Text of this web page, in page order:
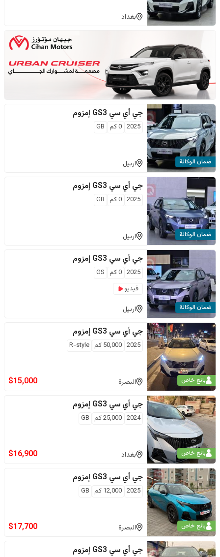
بغداد
ضمان الوكالة
جي أي سي GS3 إمزوم
2025
0كم GB
اربيل
ضمان الوكالة
جي أي سي GS3 إمزوم
2025
0كم GB
اربيل
ضمان الوكالة
جي أي سي GS3 إمزوم
2025
0كم GS
فيديو
اربيل
بائع خاص
جي أي سي GS3 إمزوم
2025
50,000 كم R-style
البصرة $15,000
بائع خاص
جي أي سي GS3 إمزوم
2024
25,000كم GB
بغداد $16,900
بائع خاص
جي أي سي GS3 إمزوم
2025
12,000 كم GB
البصرة $17,700
جي أي سي GS3 إمزوم